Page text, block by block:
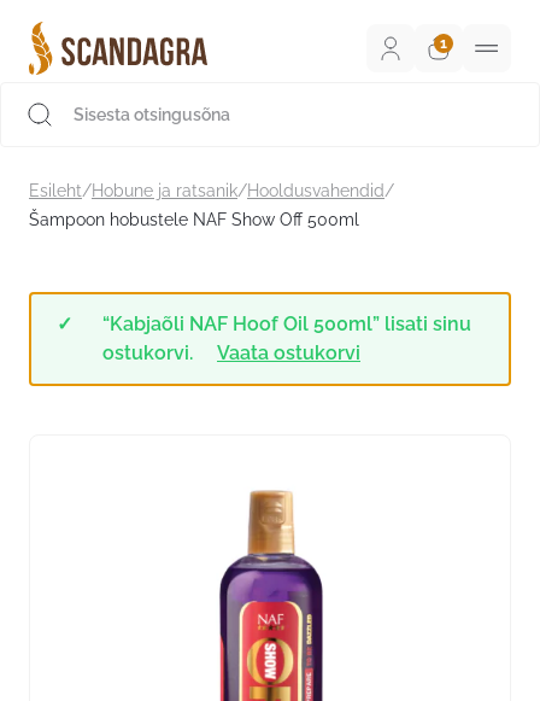
sisu
juurde
Esileht/Hobune ja ratsanik/Hooldusvahendid/
Šampoon hobustele NAF Show Off 500ml
“Kabjaõli NAF Hoof Oil 500ml” lisati sinu
ostukorvi.
Vaata ostukorvi